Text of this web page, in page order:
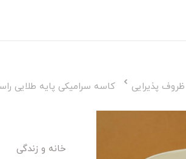
ظروف پذیرایی کاسه سرامیکی پایه طلایی
خانه و زندگی